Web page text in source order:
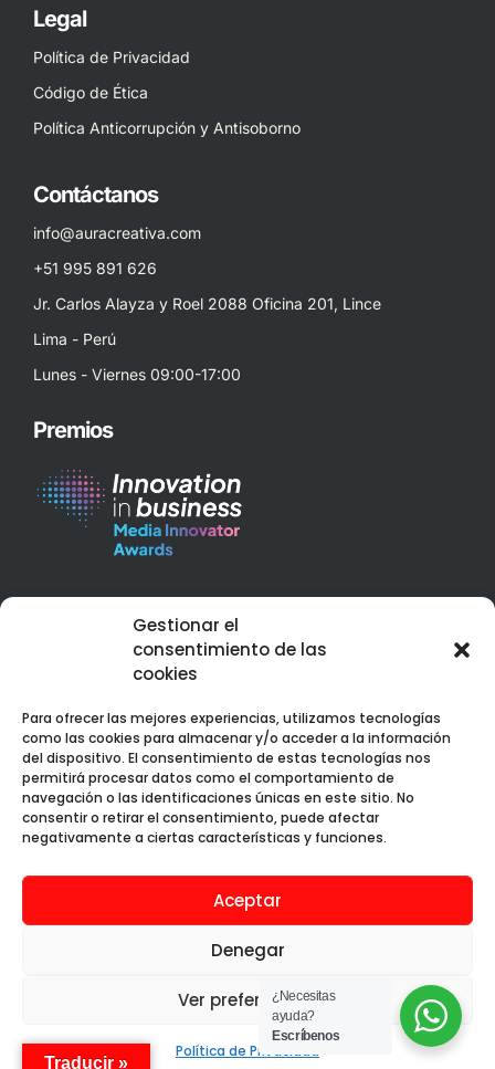
Gestionar el
consentimiento de las
cookies
Para ofrecer las mejores experiencias, utilizamos tecnologías
como las cookies para almacenar y/o acceder a la información
del dispositivo. El consentimiento de estas tecnologías nos
permitirá procesar datos como el comportamiento de
navegación o las identificaciones únicas en este sitio. No
consentir o retirar el consentimiento, puede afectar
negativamente a ciertas características y funciones.
Aceptar
Denegar
Ver preferencias
Política de Privacidad
Legal
Política de Privacidad
Código de Ética
Política Anticorrupción y Antisoborno
Contáctanos
info@auracreativa.com
+51 995 891 626
Jr. Carlos Alayza y Roel 2088 Oficina 201, Lince
Lima - Perú
Lunes - Viernes 09:00-17:00
Premios
Web Design Services Excellence Award 2023 – Peru
Web premiada con el Premio Internacional OX
Aura Creativa SAC © 2019 - 2025. Todos los
derechos reservados.
Traducir »
¿Necesitas
ayuda?
Escríbenos